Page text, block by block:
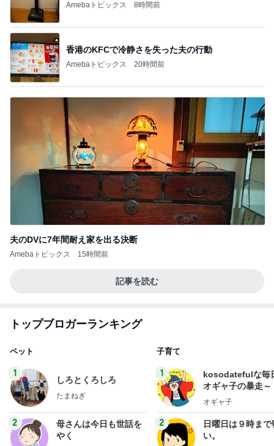
Amebaトピックス 8時間前
香港のKFCで冷静さを失った夫の行動
Amebaトピックス 20時間前
夫のDVに7年間耐え家を出る決断
Amebaトピックス 15時間前
記事を読む
トップブロガーランキング
ペット
1
しろとくろしろ
たまねぎ
2
母さんは今日も世話を
やく
子育て
1
kosodatefulな毎
オギャ子の暴走～
オギャ子
2
日曜日は９時まで
い。